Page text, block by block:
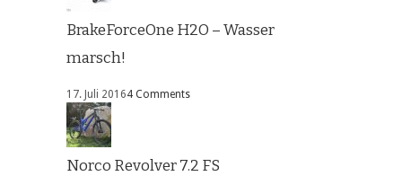
BrakeForceOne H2O – Wasser
marsch!
17. Juli 20164 Comments
Norco Revolver 7.2 FS